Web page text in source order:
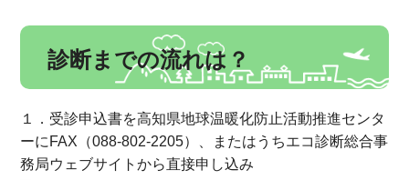
診断までの流れは？
１．受診申込書を高知県地球温暖化防止活動推進センタ
ーにFAX（088-802-2205）、またはうちエコ診断総合事
務局ウェブサイトから直接申し込み